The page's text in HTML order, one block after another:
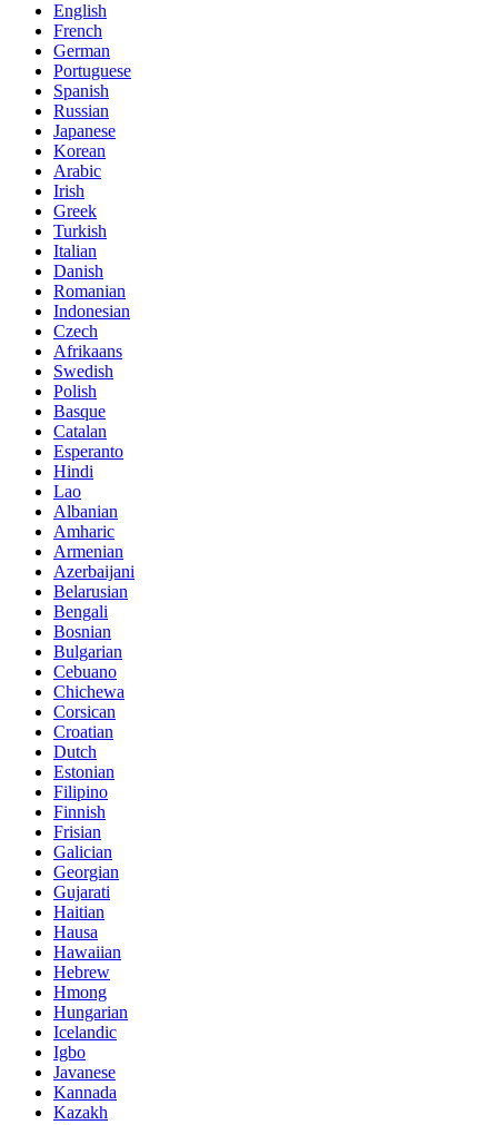
English
French
German
Portuguese
Spanish
Russian
Japanese
Korean
Arabic
Irish
Greek
Turkish
Italian
Danish
Romanian
Indonesian
Czech
Afrikaans
Swedish
Polish
Basque
Catalan
Esperanto
Hindi
Lao
Albanian
Amharic
Armenian
Azerbaijani
Belarusian
Bengali
Bosnian
Bulgarian
Cebuano
Chichewa
Corsican
Croatian
Dutch
Estonian
Filipino
Finnish
Frisian
Galician
Georgian
Gujarati
Haitian
Hausa
Hawaiian
Hebrew
Hmong
Hungarian
Icelandic
Igbo
Javanese
Kannada
Kazakh